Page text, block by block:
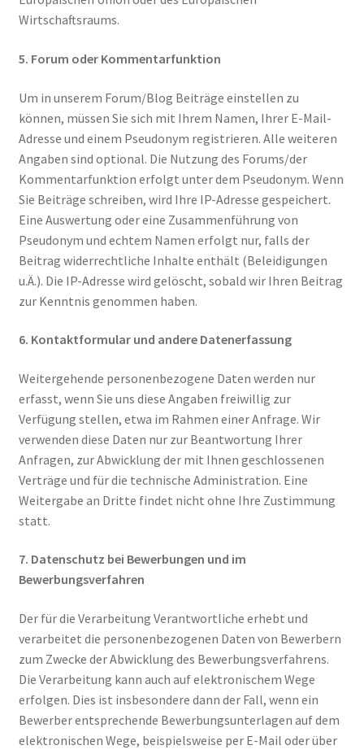
Wirtschaftsraums.
5. Forum oder Kommentarfunktion
Um in unserem Forum/Blog Beiträge einstellen zu
können, müssen Sie sich mit Ihrem Namen, Ihrer E-Mail-
Adresse und einem Pseudonym registrieren. Alle weiteren
Angaben sind optional. Die Nutzung des Forums/der
Kommentarfunktion erfolgt unter dem Pseudonym. Wenn
Sie Beiträge schreiben, wird Ihre IP-Adresse gespeichert.
Eine Auswertung oder eine Zusammenführung von
Pseudonym und echtem Namen erfolgt nur, falls der
Beitrag widerrechtliche Inhalte enthält (Beleidigungen
u.Ä.). Die IP-Adresse wird gelöscht, sobald wir Ihren Beitrag
zur Kenntnis genommen haben.
6. Kontaktformular und andere Datenerfassung
Weitergehende personenbezogene Daten werden nur
erfasst, wenn Sie uns diese Angaben freiwillig zur
Verfügung stellen, etwa im Rahmen einer Anfrage. Wir
verwenden diese Daten nur zur Beantwortung Ihrer
Anfragen, zur Abwicklung der mit Ihnen geschlossenen
Verträge und für die technische Administration. Eine
Weitergabe an Dritte findet nicht ohne Ihre Zustimmung
statt.
7. Datenschutz bei Bewerbungen und im
Bewerbungsverfahren
Der für die Verarbeitung Verantwortliche erhebt und
verarbeitet die personenbezogenen Daten von Bewerbern
zum Zwecke der Abwicklung des Bewerbungsverfahrens.
Die Verarbeitung kann auch auf elektronischem Wege
erfolgen. Dies ist insbesondere dann der Fall, wenn ein
Bewerber entsprechende Bewerbungsunterlagen auf dem
elektronischen Wege, beispielsweise per E-Mail oder über